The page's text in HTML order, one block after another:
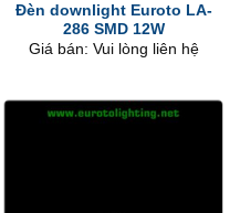
Đèn downlight Euroto LA-
286 SMD 12W
Giá bán: Vui lòng liên hệ